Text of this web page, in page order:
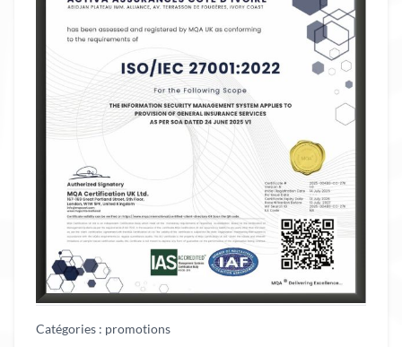
Catégories : promotions